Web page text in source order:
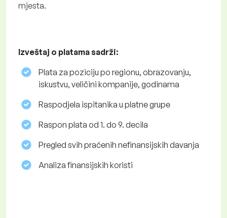
mjesta.
Izveštaj o platama sadrži:
Plata za poziciju po regionu, obrazovanju,
iskustvu, veličini kompanije, godinama
Raspodjela ispitanika u platne grupe
Raspon plata od 1. do 9. decila
Pregled svih praćenih nefinansijskih davanja
Analiza finansijskih koristi